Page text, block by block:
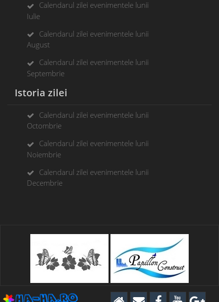
Calendarul zilei evenimentele lunii
Iulie
Calendarul zilei evenimentele lunii
August
Calendarul zilei evenimentele lunii
Septembrie
Istoria zilei
Calendarul zilei evenimentele lunii
Octombrie
Calendarul zilei evenimentele lunii
Noiembrie
Calendarul zilei evenimentele lunii
Decembrie